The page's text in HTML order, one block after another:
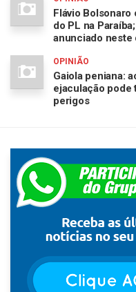
Flávio
do PL na
anunciado neste
OPINIÃO
Gaiola peniana:
ejaculação pode
perigos